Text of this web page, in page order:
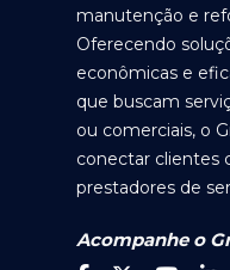
manutenção e
Oferecendo
econômicas e
que buscam
ou comerciais, o
conectar clientes
prestadores de
Acompanhe o